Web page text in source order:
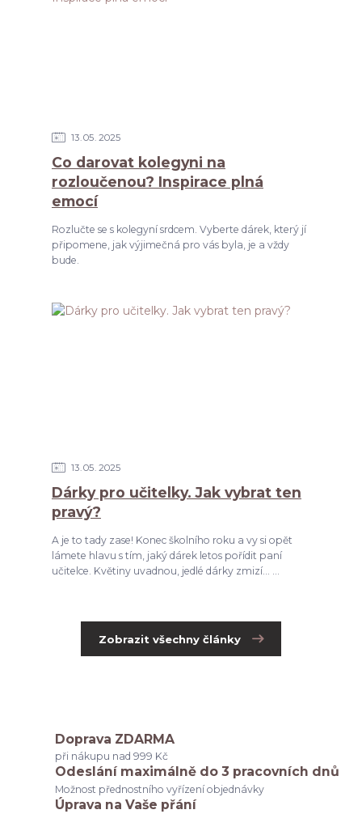
13 05 2025
Co darovat kolegyni na
rozloučenou? Inspirace plná
emocí
Rozlučte se s kolegyní srdcem. Vyberte dárek, který jí
připomene, jak výjimečná pro vás byla, je a vždy
bude.
13 05 2025
Dárky pro učitelky. Jak vybrat ten
pravý?
A je to tady zase! Konec školního roku a vy si opět
lámete hlavu s tím, jaký dárek letos pořídit paní
učitelce. Květiny uvadnou, jedlé dárky zmizí... ...
Zobrazit všechny články
Doprava ZDARMA
při nákupu nad 999 Kč
Odeslání maximálně do 3 pracovních dnů
Možnost přednostního vyřízení objednávky
Úprava na Vaše přání